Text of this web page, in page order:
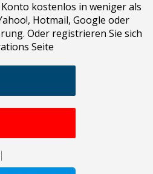
kostenlos in weniger als
Hotmail, Google oder
Oder registrieren Sie sich
Seite